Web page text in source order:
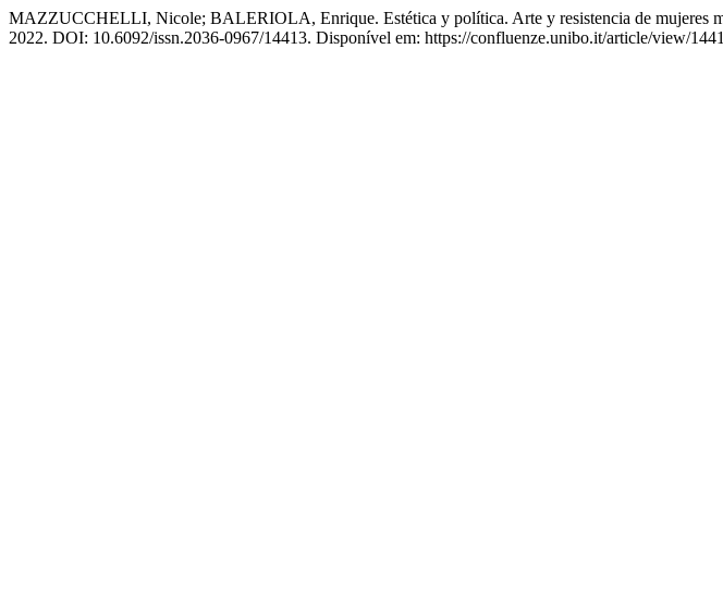
MAZZUCCHELLI, Nicole; BALERIOLA, Enrique. Estética y política. Arte y resistencia de mujeres
2022. DOI: 10.6092/issn.2036-0967/14413. Disponível em: https://confluenze.unibo.it/article/view/